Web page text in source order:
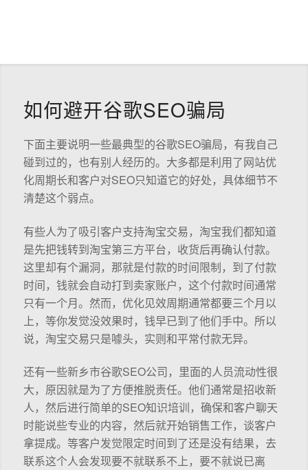
如何避开谷歌SEO骗局
下面主要说明一些最典型的谷歌SEO骗局，有我自己
碰到过的，也有别人经历的。大多都是利用了网站优
化周期长和客户对SEO只知道它的好处，具体细节不
清楚这个弱点。
有些人为了吸引客户支持淘宝交易，淘宝我们都知道
是先把钱转到淘宝第三方平台，收货后再确认付款。
这里却有个漏洞，那就是付款的时间限制，到了付款
时间，钱就会自动打到卖家账户，这个付款时间通常
只有一个月。然而，优化见效周期通常都要三个月以
上，等你发觉没效果时，钱早已到了他们手中。所以
说，淘宝交易只是噱头，实则和平常付款无异。
还有一些新乡市谷歌SEO公司，里面的人员流动性很
大，原因就是为了方便推脱责任。他们通常是招收新
人，然后进行简单的SEO知识培训，确保和客户聊天
时能说些专业的内容，然后就开始销售工作，谈客户
拿提成。等客户发觉限定时间到了还是没有结果，去
联系这个人会发现要不就联系不上，要不就说已离